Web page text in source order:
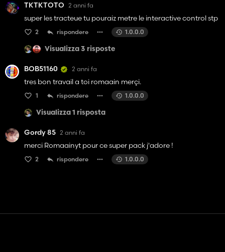
TKTKTOTO 2 anni fa
super les tracteue tu pouraiz metre le interactive control stp
2 rispondere 1.0.0.0
Visualizza 3 risposte
BOB51160 2 anni fa
tres bon travail a toi romaain merçi.
1 rispondere 1.0.0.0
Visualizza 1 risposta
Gordy 85 2 anni fa
merci Romaainyt pour ce super pack j'adore !
2 rispondere 1.0.0.0